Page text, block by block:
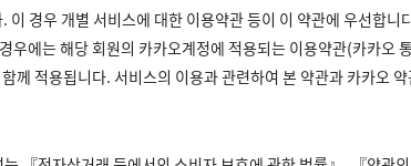
경우 개별 서비스에 대한 이용약관 등이 이 약관에 우선합니
우에는 해당 회원의 카카오계정에 적용되는 이용약관(카카오
께 적용됩니다. 서비스의 이용과 관련하여 본 약관과 카카오